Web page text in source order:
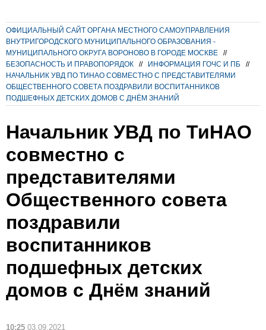
ОФИЦИАЛЬНЫЙ САЙТ ОРГАНА МЕСТНОГО САМОУПРАВЛЕНИЯ
ВНУТРИГОРОДСКОГО МУНИЦИПАЛЬНОГО ОБРАЗОВАНИЯ -
МУНИЦИПАЛЬНОГО ОКРУГА ВОРОНОВО В ГОРОДЕ МОСКВЕ
//
БЕЗОПАСНОСТЬ И ПРАВОПОРЯДОК
// ИНФОРМАЦИЯ ГОЧС И ПБ
//
НАЧАЛЬНИК УВД ПО ТИНАО СОВМЕСТНО С ПРЕДСТАВИТЕЛЯМИ
ОБЩЕСТВЕННОГО СОВЕТА ПОЗДРАВИЛИ ВОСПИТАННИКОВ
ПОДШЕФНЫХ ДЕТСКИХ ДОМОВ С ДНЁМ ЗНАНИЙ
Начальник УВД по ТиНАО
совместно с
представителями
Общественного совета
поздравили
воспитанников
подшефных детских
домов с Днём знаний
10:25 03.09.2021